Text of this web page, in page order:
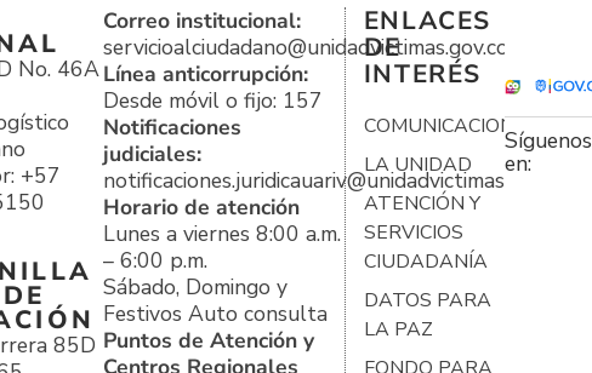
No. 46A
+57
85D
Correo institucional:
servicioalciudadano@unidadvictimas.gov.co
Línea anticorrupción:
Desde móvil o fijo: 157
Notificaciones
judiciales:
notificaciones.juridicauariv@unidadvictimas.gov.co
Horario de atención
Lunes a viernes 8:00 a.m.
– 6:00 p.m.
Sábado, Domingo y
Festivos Auto consulta
Puntos de Atención y
Centros Regionales
ENLACES
DE
INTERÉS
COMUNICACIONES
LA UNIDAD
ATENCIÓN Y
SERVICIOS
CIUDADANÍA
DATOS PARA
LA PAZ
Síguenos
en: